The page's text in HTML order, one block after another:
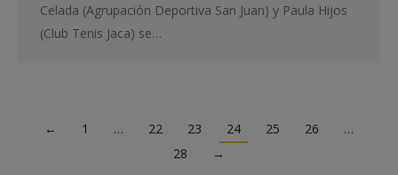
Celada (Agrupación Deportiva San Juan) y Paula Hijos
(Club Tenis Jaca) se…
← 1 … 22 23 24 25 26
…
28
→